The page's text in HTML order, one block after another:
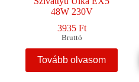
48W 230V
3935 Ft
Bruttó
Tovább olvasom